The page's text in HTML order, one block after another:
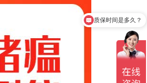
质保时间是多久？